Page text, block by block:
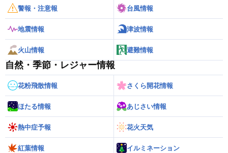
警報・注意報 台風情報
地震情報 津波情報
火山情報 避難情報
自然・季節・レジャー情報
花粉飛散情報 さくら開花情報
ほたる情報 あじさい情報
熱中症予報 花火天気
紅葉情報 イルミネーション